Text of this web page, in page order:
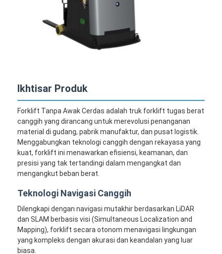
Ikhtisar Produk
Forklift Tanpa Awak Cerdas adalah truk forklift tugas berat
canggih yang dirancang untuk merevolusi penanganan
material di gudang, pabrik manufaktur, dan pusat logistik.
Menggabungkan teknologi canggih dengan rekayasa yang
kuat, forklift ini menawarkan efisiensi, keamanan, dan
presisi yang tak tertandingi dalam mengangkat dan
mengangkut beban berat.
Teknologi Navigasi Canggih
Dilengkapi dengan navigasi mutakhir berdasarkan LiDAR
dan SLAM berbasis visi (Simultaneous Localization and
Mapping), forklift secara otonom menavigasi lingkungan
yang kompleks dengan akurasi dan keandalan yang luar
biasa.